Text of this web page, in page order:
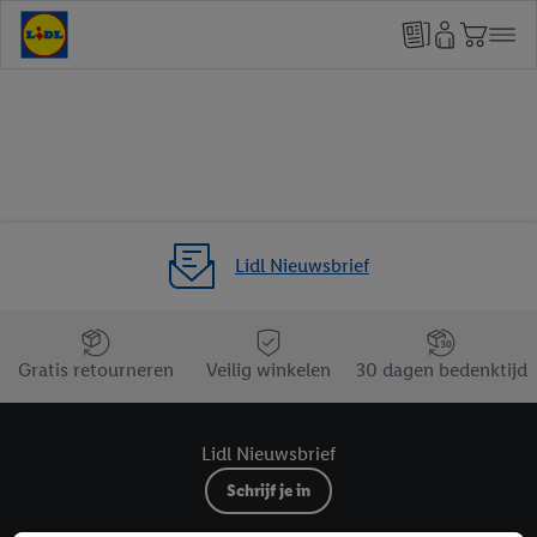
Lidl Nieuwsbrief
Jouw voordelen bij ons als Lidl webshop klant
Gratis retourneren
Veilig winkelen 30 dagen bedenktijd
Lidl Nieuwsbrief
Schrijf je in